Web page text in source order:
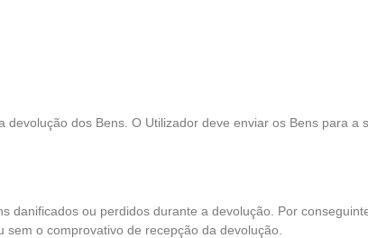
dos Bens. O Utilizador deve enviar os Bens para a
danificados ou perdidos durante a devolução. Por
o comprovativo de recepção da devolução.